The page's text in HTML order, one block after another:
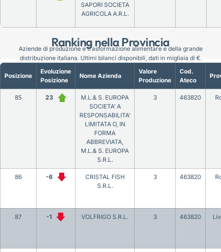
Ranking nella Provincia
SAPORI SOCIETA
AGRICOLA A.R.L.
Posizione
Evoluzione
Posizione
Nome Azienda
Valore
Produzione
Cod.
Ateco
85 23
M.L.& S. EUROPA
SOCIETA’ A
RESPONSABILITA’
LIMITATA O, IN
FORMA
ABBREVIATA,
M.L.& S. EUROPA
S.R.L.
3 463820
86 -6
CRISTAL FISH
S.R.L.
3 463820
87 -1 VOLFRIGO S.R.L. 3 463820
Aziende di produzione e trasformazione alimentare e della grande
distribuzione italiana. Ultimi bilanci disponibili, dati in migliaia di €.